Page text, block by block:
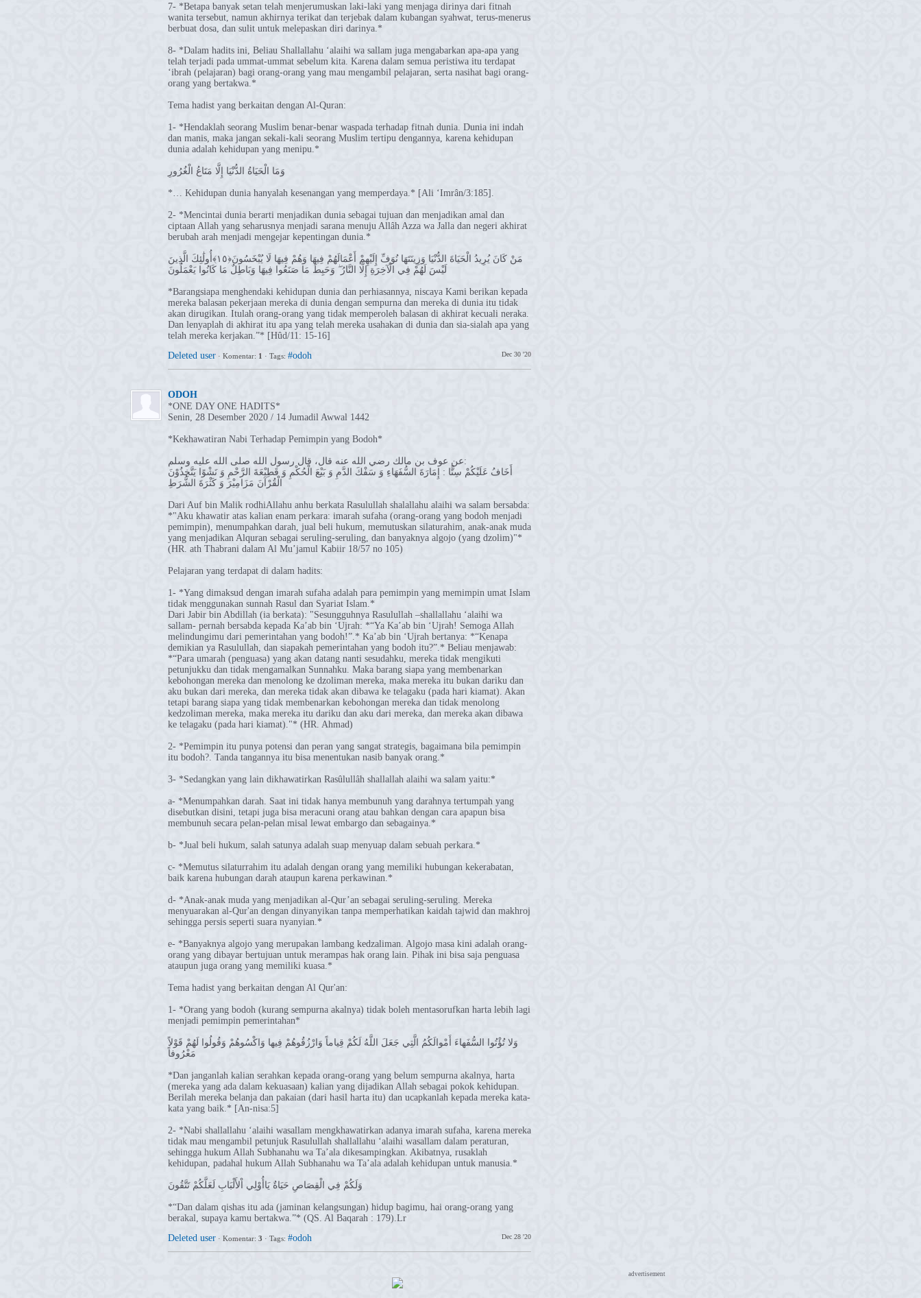
7- *Betapa banyak setan telah menjerumuskan laki-laki yang menjaga dirinya dari fitnah
wanita tersebut, namun akhirnya terikat dan terjebak dalam kubangan syahwat, terus-menerus
berbuat dosa, dan sulit untuk melepaskan diri darinya.*
8- *Dalam hadits ini, Beliau Shallallahu ‘alaihi wa sallam juga mengabarkan apa-apa yang
telah terjadi pada ummat-ummat sebelum kita. Karena dalam semua peristiwa itu terdapat
‘ibrah (pelajaran) bagi orang-orang yang mau mengambil pelajaran, serta nasihat bagi orang-
orang yang bertakwa.*
Tema hadist yang berkaitan dengan Al-Quran:
1- *Hendaklah seorang Muslim benar-benar waspada terhadap fitnah dunia. Dunia ini indah
dan manis, maka jangan sekali-kali seorang Muslim tertipu dengannya, karena kehidupan
dunia adalah kehidupan yang menipu.*
وَمَا الْحَيَاةُ الدُّنْيَا إِلَّا مَتَاعُ الْغُرُورِ
*… Kehidupan dunia hanyalah kesenangan yang memperdaya.* [Ali ‘Imrân/3:185].
2- *Mencintai dunia berarti menjadikan dunia sebagai tujuan dan menjadikan amal dan
ciptaan Allah yang seharusnya menjadi sarana menuju Allâh Azza wa Jalla dan negeri akhirat
berubah arah menjadi mengejar kepentingan dunia.*
مَنْ كَانَ يُرِيدُ الْحَيَاةَ الدُّنْيَا وَزِينَتَهَا نُوَفِّ إِلَيْهِمْ أَعْمَالَهُمْ فِيهَا وَهُمْ فِيهَا لَا يُبْخَسُونَ﴿١٥﴾أُولَٰئِكَ الَّذِينَ
لَيْسَ لَهُمْ فِي الْآخِرَةِ إِلَّا النَّارُ ۖ وَحَبِطَ مَا صَنَعُوا فِيهَا وَبَاطِلٌ مَا كَانُوا يَعْمَلُونَ
*Barangsiapa menghendaki kehidupan dunia dan perhiasannya, niscaya Kami berikan kepada
mereka balasan pekerjaan mereka di dunia dengan sempurna dan mereka di dunia itu tidak
akan dirugikan. Itulah orang-orang yang tidak memperoleh balasan di akhirat kecuali neraka.
Dan lenyaplah di akhirat itu apa yang telah mereka usahakan di dunia dan sia-sialah apa yang
telah mereka kerjakan.”* [Hûd/11: 15-16]
Deleted user
Dec 30 '20
· Komentar: 1 · Tags: #odoh
ODOH
*ONE DAY ONE HADITS*
Senin, 28 Desember 2020 / 14 Jumadil Awwal 1442
*Kekhawatiran Nabi Terhadap Pemimpin yang Bodoh*
عن عوف بن مالك رضي الله عنه قال، قال رسول الله صلى الله عليه وسلم:
أَخَافُ عَلَيْكُمْ سِتًّا : إِمَارَةَ السُّفَهَاءِ وَ سَفْكَ الدَّمِ وَ بَيْعَ الْحُكْمِ وَ قَطِيْعَةَ الرَّحْمِ وَ نَشْوًا يَتَّخِذُوْنَ
الْقُرْآنَ مَزَامِيْرَ وَ كَثْرَةَ الشُّرَطِ
Dari Auf bin Malik rodhiAllahu anhu berkata Rasulullah shalallahu alaihi wa salam bersabda:
*"Aku khawatir atas kalian enam perkara: imarah sufaha (orang-orang yang bodoh menjadi
pemimpin), menumpahkan darah, jual beli hukum, memutuskan silaturahim, anak-anak muda
yang menjadikan Alquran sebagai seruling-seruling, dan banyaknya algojo (yang dzolim)"*
(HR. ath Thabrani dalam Al Mu’jamul Kabiir 18/57 no 105)
Pelajaran yang terdapat di dalam hadits:
1- *Yang dimaksud dengan imarah sufaha adalah para pemimpin yang memimpin umat Islam
tidak menggunakan sunnah Rasul dan Syariat Islam.*
Dari Jabir bin Abdillah (ia berkata): "Sesungguhnya Rasulullah –shallallahu ‘alaihi wa
sallam- pernah bersabda kepada Ka’ab bin ‘Ujrah: *“Ya Ka’ab bin ‘Ujrah! Semoga Allah
melindungimu dari pemerintahan yang bodoh!”.* Ka’ab bin ‘Ujrah bertanya: *“Kenapa
demikian ya Rasulullah, dan siapakah pemerintahan yang bodoh itu?”.* Beliau menjawab:
*“Para umarah (penguasa) yang akan datang nanti sesudahku, mereka tidak mengikuti
petunjukku dan tidak mengamalkan Sunnahku. Maka barang siapa yang membenarkan
kebohongan mereka dan menolong ke dzoliman mereka, maka mereka itu bukan dariku dan
aku bukan dari mereka, dan mereka tidak akan dibawa ke telagaku (pada hari kiamat). Akan
tetapi barang siapa yang tidak membenarkan kebohongan mereka dan tidak menolong
kedzoliman mereka, maka mereka itu dariku dan aku dari mereka, dan mereka akan dibawa
ke telagaku (pada hari kiamat)."* (HR. Ahmad)
2- *Pemimpin itu punya potensi dan peran yang sangat strategis, bagaimana bila pemimpin
itu bodoh?. Tanda tangannya itu bisa menentukan nasib banyak orang.*
3- *Sedangkan yang lain dikhawatirkan Rasûlullâh shallallah alaihi wa salam yaitu:*
a- *Menumpahkan darah. Saat ini tidak hanya membunuh yang darahnya tertumpah yang
disebutkan disini, tetapi juga bisa meracuni orang atau bahkan dengan cara apapun bisa
membunuh secara pelan-pelan misal lewat embargo dan sebagainya.*
b- *Jual beli hukum, salah satunya adalah suap menyuap dalam sebuah perkara.*
c- *Memutus silaturrahim itu adalah dengan orang yang memiliki hubungan kekerabatan,
baik karena hubungan darah ataupun karena perkawinan.*
d- *Anak-anak muda yang menjadikan al-Qur’an sebagai seruling-seruling. Mereka
menyuarakan al-Qur'an dengan dinyanyikan tanpa memperhatikan kaidah tajwid dan makhroj
sehingga persis seperti suara nyanyian.*
e- *Banyaknya algojo yang merupakan lambang kedzaliman. Algojo masa kini adalah orang-
orang yang dibayar bertujuan untuk merampas hak orang lain. Pihak ini bisa saja penguasa
ataupun juga orang yang memiliki kuasa.*
Tema hadist yang berkaitan dengan Al Qur'an:
1- *Orang yang bodoh (kurang sempurna akalnya) tidak boleh mentasorufkan harta lebih lagi
menjadi pemimpin pemerintahan*
وَلا تُؤْتُوا السُّفَهاءَ أَمْوالَكُمُ الَّتِي جَعَلَ اللَّهُ لَكُمْ قِياماً وَارْزُقُوهُمْ فِيها وَاكْسُوهُمْ وَقُولُوا لَهُمْ قَوْلاً
مَعْرُوفاً
*Dan janganlah kalian serahkan kepada orang-orang yang belum sempurna akalnya, harta
(mereka yang ada dalam kekuasaan) kalian yang dijadikan Allah sebagai pokok kehidupan.
Berilah mereka belanja dan pakaian (dari hasil harta itu) dan ucapkanlah kepada mereka kata-
kata yang baik.* [An-nisa:5]
2- *Nabi shallallahu ‘alaihi wasallam mengkhawatirkan adanya imarah sufaha, karena mereka
tidak mau mengambil petunjuk Rasulullah shallallahu ‘alaihi wasallam dalam peraturan,
sehingga hukum Allah Subhanahu wa Ta’ala dikesampingkan. Akibatnya, rusaklah
kehidupan, padahal hukum Allah Subhanahu wa Ta’ala adalah kehidupan untuk manusia.*
وَلَكُمْ فِي الْقِصَاصِ حَيَاةٌ يَاأُوْلِي اْلأَلْبَابِ لَعَلَّكُمْ تَتَّقُونَ
*“Dan dalam qishas itu ada (jaminan kelangsungan) hidup bagimu, hai orang-orang yang
berakal, supaya kamu bertakwa.”* (QS. Al Baqarah : 179).Lr
Deleted user
Dec 28 '20
· Komentar: 3 · Tags: #odoh
advertisement